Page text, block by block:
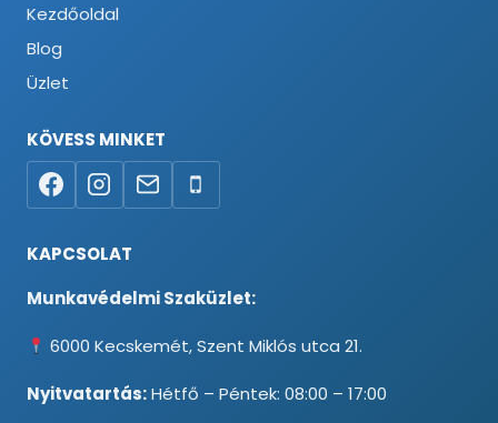
Kezdőoldal
Blog
Üzlet
KÖVESS MINKET
KAPCSOLAT
Munkavédelmi Szaküzlet:
6000 Kecskemét, Szent Miklós utca 21.
Nyitvatartás:Hétfő – Péntek: 08:00 – 17:00